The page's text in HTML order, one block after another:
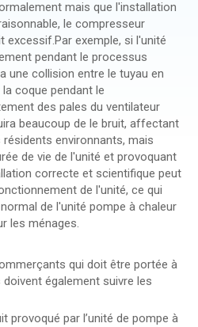
mais que l'installation
le compresseur
excessif.Par exemple, si l'unité
pendant le processus
une collision entre le tuyau en
coque pendant le
des pales du ventilateur
beaucoup de le bruit, affectant
environnants, mais
de vie de l'unité et provoquant
correcte et scientifique peut
de l'unité, ce qui
de l'unité pompe à chaleur
les ménages.
qui doit être portée à
également suivre les
provoqué par l’unité de pompe à